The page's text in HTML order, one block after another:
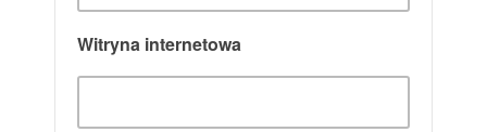
Witryna internetowa